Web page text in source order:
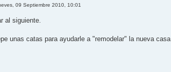
09 Septiembre 2010, 10:01
al siguiente.
unas catas para ayudarle a "remodelar" la nueva casa